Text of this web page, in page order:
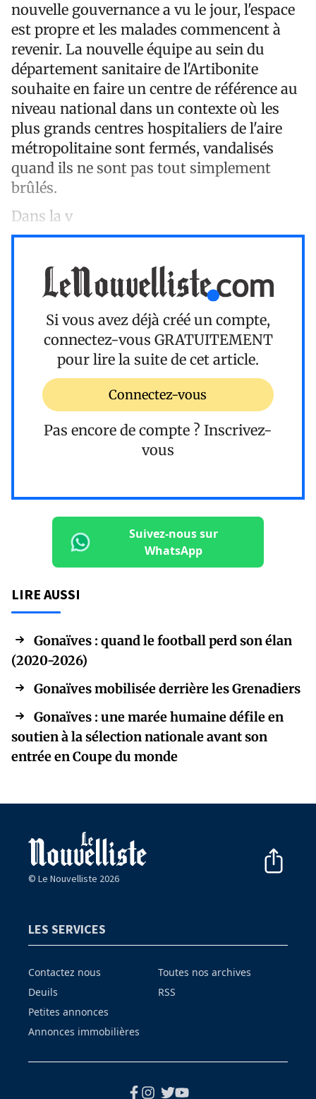
nouvelle gouvernance a vu le jour, l'espace
est propre et les malades commencent à
revenir. La nouvelle équipe au sein du
département sanitaire de l'Artibonite
souhaite en faire un centre de référence au
niveau national dans un contexte où les
plus grands centres hospitaliers de l'aire
métropolitaine sont fermés, vandalisés
quand ils ne sont pas tout simplement
brûlés.
Dans la v
Si vous avez déjà créé un compte,
connectez-vous GRATUITEMENT
pour lire la suite de cet article.
Connectez-vous
Pas encore de compte ? Inscrivez-
vous
Suivez-nous sur
WhatsApp
LIRE AUSSI
Gonaïves : quand le football perd son élan
(2020-2026)
Gonaïves mobilisée derrière les Grenadiers
Gonaïves : une marée humaine défile en
soutien à la sélection nationale avant son
entrée en Coupe du monde
© Le Nouvelliste 2026
LES SERVICES
Contactez nous
Deuils
Petites annonces
Annonces immobilières
Toutes nos archives
RSS